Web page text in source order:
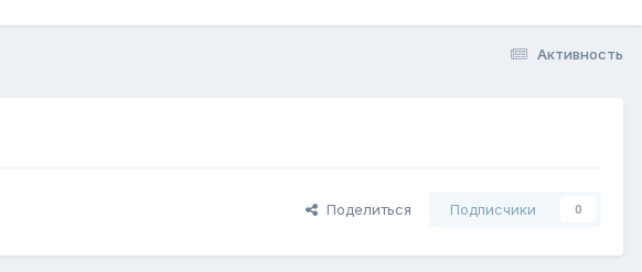
Активность
Поделиться Подписчики 0